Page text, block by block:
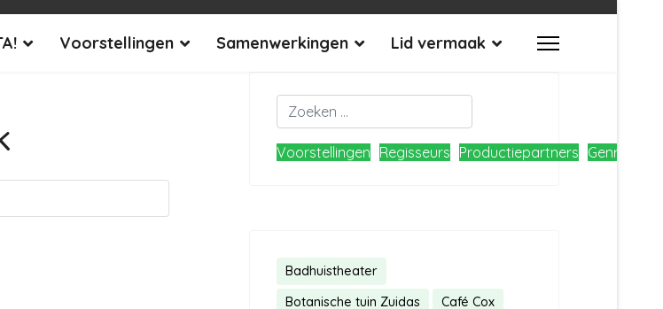
Voorstellingen Samenwerkingen Lid vermaak
Zoeken
Voorstellingen Regisseurs Productiepartners Genres
Badhuistheater
Botanische tuin Zuidas
Café Cox